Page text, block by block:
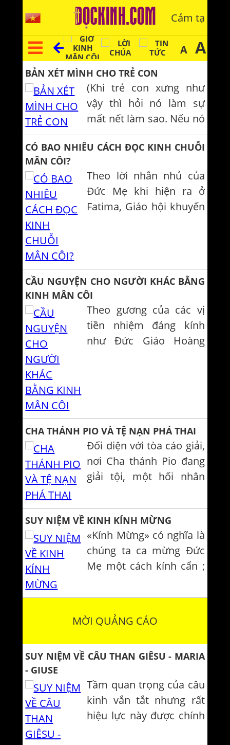
Cảm tạ
A A
BẢN XÉT MÌNH CHO TRẺ CON
(Khi trẻ con xưng như
vậy thì hỏi nó làm sự
mất nết làm sao. Nếu nó
nói về một tội gì không
phải là tội về điều răn
biết tội ấy không phải là
tội làm sự mất nết, đừng
cắt nghĩa gì hơn nữa)
CÓ BAO NHIÊU CÁCH ĐỌC KINH CHUỖI
MÂN CÔI?
Theo lời nhắn nhủ của
Đức Mẹ khi hiện ra ở
Fatima, Giáo hội khuyến
truyền, còn có cách thức
nào để đọc kinh Mân côi
không?
CẦU NGUYỆN CHO NGƯỜI KHÁC BẰNG
KINH MÂN CÔI
Theo gương của các vị
tiền nhiệm đáng kính
như Đức Giáo Hoàng
Phanxicô đã mời các tín
hữu Công giáo dấn thân
cầu nguyện với kinh Mân
Côi trong tháng Mười.
Hy vọng...
CHA THÁNH PIO VÀ TỆ NẠN PHÁ THAI
Đối diện với tòa cáo giải,
nơi Cha thánh Pio đang
giải tội, một hối nhân
đợi đến lượt mình. Đó là
ông Mario Tentori. Trong
lúc đang chăm chú xét
mình, bỗng ông nghe
tiếng Cha thánh Pio hét
SUY NIỆM VỀ KINH KÍNH MỪNG
«Kính Mừng» có nghĩa là
chúng ta ca mừng Đức
Mẹ một cách kính cẩn ;
phần đến từ lời ca mừng
của sứ thần Gabrien, khi
ngài đến gặp Đức Trinh
Nữ Maria trong biến cố
Truyền Tin, mà bài Tin
MỜI QUẢNG CÁO
SUY NIỆM VỀ CÂU THAN GIÊSU - MARIA
- GIUSE
Tầm quan trọng của câu
kinh vắn tắt nhưng rất
hiệu lực này được chính